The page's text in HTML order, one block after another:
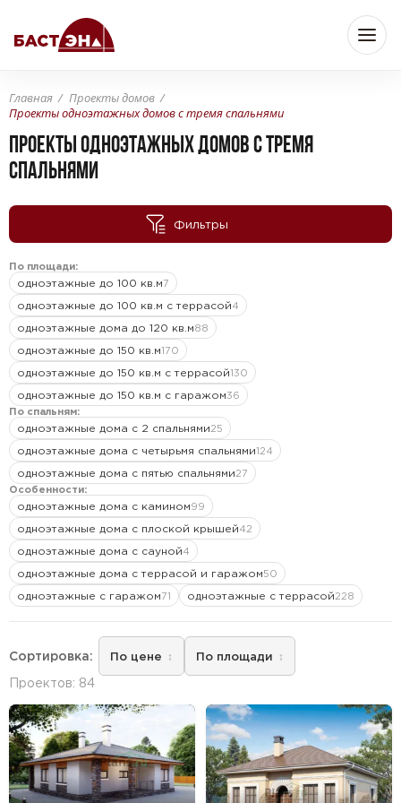
Главная
Проекты домов
Проекты одноэтажных домов с тремя спальнями
ПРОЕКТЫ ОДНОЭТАЖНЫХ ДОМОВ С ТРЕМЯ
СПАЛЬНЯМИ
Фильтры
По площади:
одноэтажные до 100 кв.м7
одноэтажные до 100 кв.м с террасой4
одноэтажные дома до 120 кв.м88
одноэтажные до 150 кв.м170
одноэтажные до 150 кв.м с террасой130
одноэтажные до 150 кв.м с гаражом36
По спальням:
одноэтажные дома с 2 спальнями25
одноэтажные дома с четырьмя спальнями124
одноэтажные дома с пятью спальнями27
Особенности:
одноэтажные дома с камином99
одноэтажные дома с плоской крышей42
одноэтажные дома с сауной4
одноэтажные дома с террасой и гаражом50
одноэтажные с гаражом71 одноэтажные с террасой228
Сортировка: По цене По площади
Проектов: 84
Бюджет
От м2 — До
Этажность
1 этажные дома
2 этажные дома
3 этажные дома
Тип кровли
Мансардная
Чердачная
Длина
Ширина